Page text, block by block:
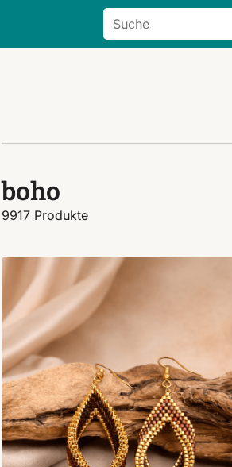
Search
for:
boho
9917 Produkte